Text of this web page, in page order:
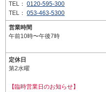
TEL： 0120-595-300
TEL： 053-463-5300
営業時間
午前10時〜午後7時
定休日
第2水曜
【臨時営業日のお知らせ】